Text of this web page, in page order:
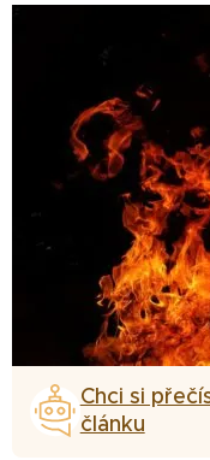
Chci si
článku